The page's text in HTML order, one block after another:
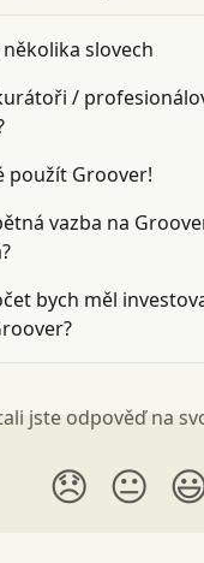
slovech
/
použít Groover!
vazba na
bych měl
jste odpověď na
😞 😐